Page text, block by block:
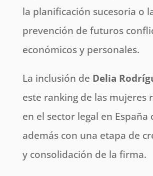
la planificación sucesoria o
prevención de futuros
económicos y personales.
La inclusión de Delia
este ranking de las mujeres
en el sector legal en España
además con una etapa de
y consolidación de la firma.